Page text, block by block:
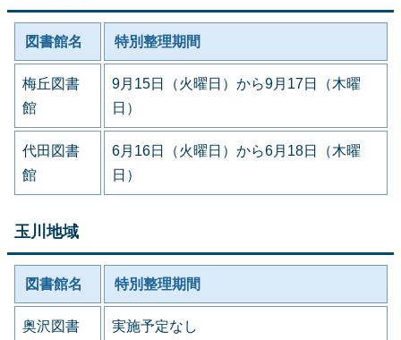
図書館名 特別整理期間
梅丘図書
館
9月15日（火曜日）から9月17日（木曜
日）
代田図書
館
6月16日（火曜日）から6月18日（木曜
日）
玉川地域
図書館名 特別整理期間
奥沢図書
実施予定なし